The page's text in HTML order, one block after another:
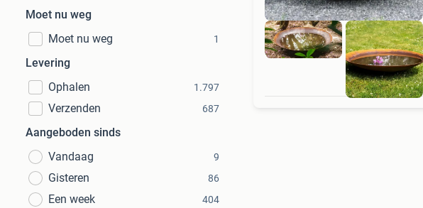
Moet nu weg
Moet nu weg
1
Levering
Ophalen
1.797
Verzenden 687
Aangeboden sinds
Vandaag
9
Gisteren 86
Een week 404